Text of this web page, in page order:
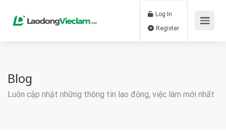
Log In
Blog
Luôn cập nhật những thông tin lao động, việc làm mới nhất